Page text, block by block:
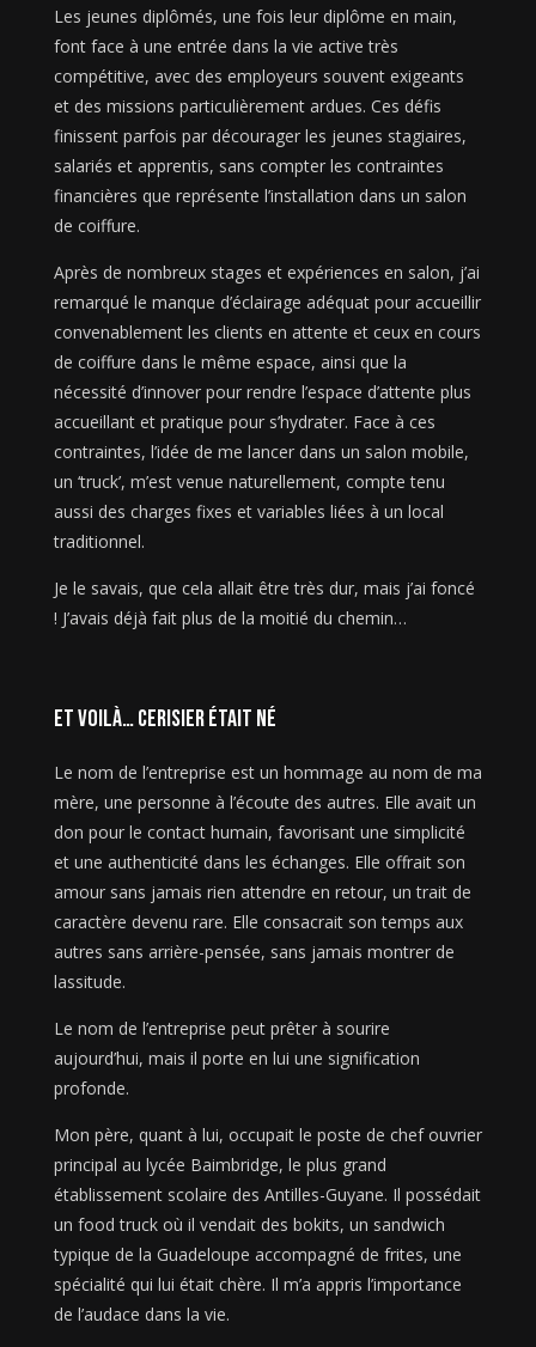
Les jeunes diplômés, une fois leur diplôme en main,
font face à une entrée dans la vie active très
compétitive, avec des employeurs souvent exigeants
et des missions particulièrement ardues. Ces défis
finissent parfois par décourager les jeunes stagiaires,
salariés et apprentis, sans compter les contraintes
financières que représente l’installation dans un salon
de coiffure.
Après de nombreux stages et expériences en salon, j’ai
remarqué le manque d’éclairage adéquat pour accueillir
convenablement les clients en attente et ceux en cours
de coiffure dans le même espace, ainsi que la
nécessité d’innover pour rendre l’espace d’attente plus
accueillant et pratique pour s’hydrater. Face à ces
contraintes, l’idée de me lancer dans un salon mobile,
un ‘truck’, m’est venue naturellement, compte tenu
aussi des charges fixes et variables liées à un local
traditionnel.
Je le savais, que cela allait être très dur, mais j’ai foncé
! J’avais déjà fait plus de la moitié du chemin…
et voilà… CERISIER était né
Le nom de l’entreprise est un hommage au nom de ma
mère, une personne à l’écoute des autres. Elle avait un
don pour le contact humain, favorisant une simplicité
et une authenticité dans les échanges. Elle offrait son
amour sans jamais rien attendre en retour, un trait de
caractère devenu rare. Elle consacrait son temps aux
autres sans arrière-pensée, sans jamais montrer de
lassitude.
Le nom de l’entreprise peut prêter à sourire
aujourd’hui, mais il porte en lui une signification
profonde.
Mon père, quant à lui, occupait le poste de chef ouvrier
principal au lycée Baimbridge, le plus grand
établissement scolaire des Antilles-Guyane. Il possédait
un food truck où il vendait des bokits, un sandwich
typique de la Guadeloupe accompagné de frites, une
spécialité qui lui était chère. Il m’a appris l’importance
de l’audace dans la vie.